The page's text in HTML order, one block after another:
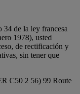
de la ley francesa
1978), usted
de rectificación y
sin tener que
C50 2 56) 99 Route